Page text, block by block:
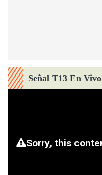
Señal T13 En Vivo